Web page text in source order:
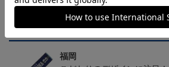
トピックス
福岡